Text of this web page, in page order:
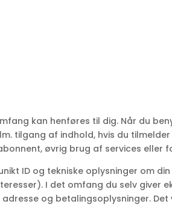
kan henføres til dig. Når du
tilgang af indhold, hvis du
øvrig brug af services eller
ID og tekniske oplysninger om
I det omfang du selv giver
og betalingsoplysninger.